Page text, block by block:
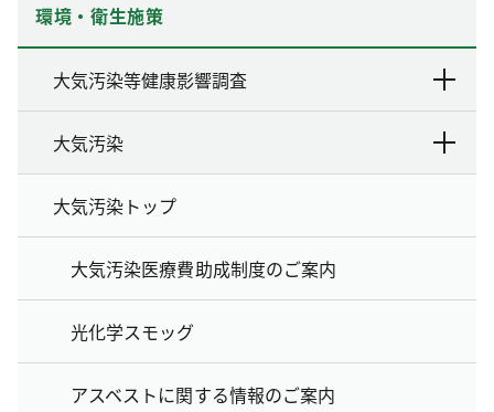
環境・衛生施策
大気汚染等健康影響調査
大気汚染
大気汚染トップ
大気汚染医療費助成制度のご案内
光化学スモッグ
アスベストに関する情報のご案内